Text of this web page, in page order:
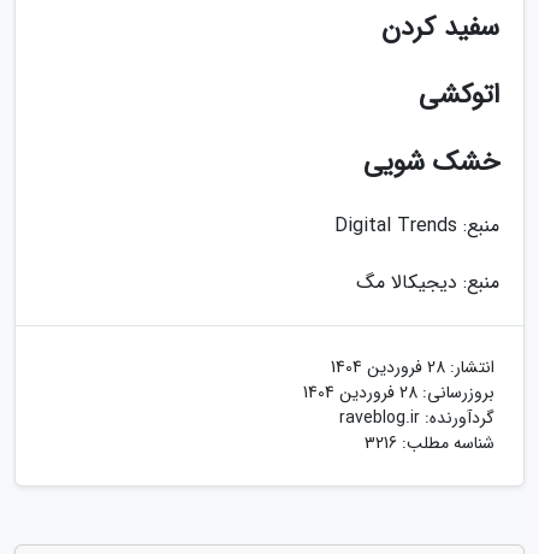
سفید کردن
اتوکشی
خشک شویی
منبع: Digital Trends
منبع: دیجیکالا مگ
انتشار: 28 فروردین 1404
بروزرسانی: 28 فروردین 1404
گردآورنده: raveblog.ir
شناسه مطلب: 3216